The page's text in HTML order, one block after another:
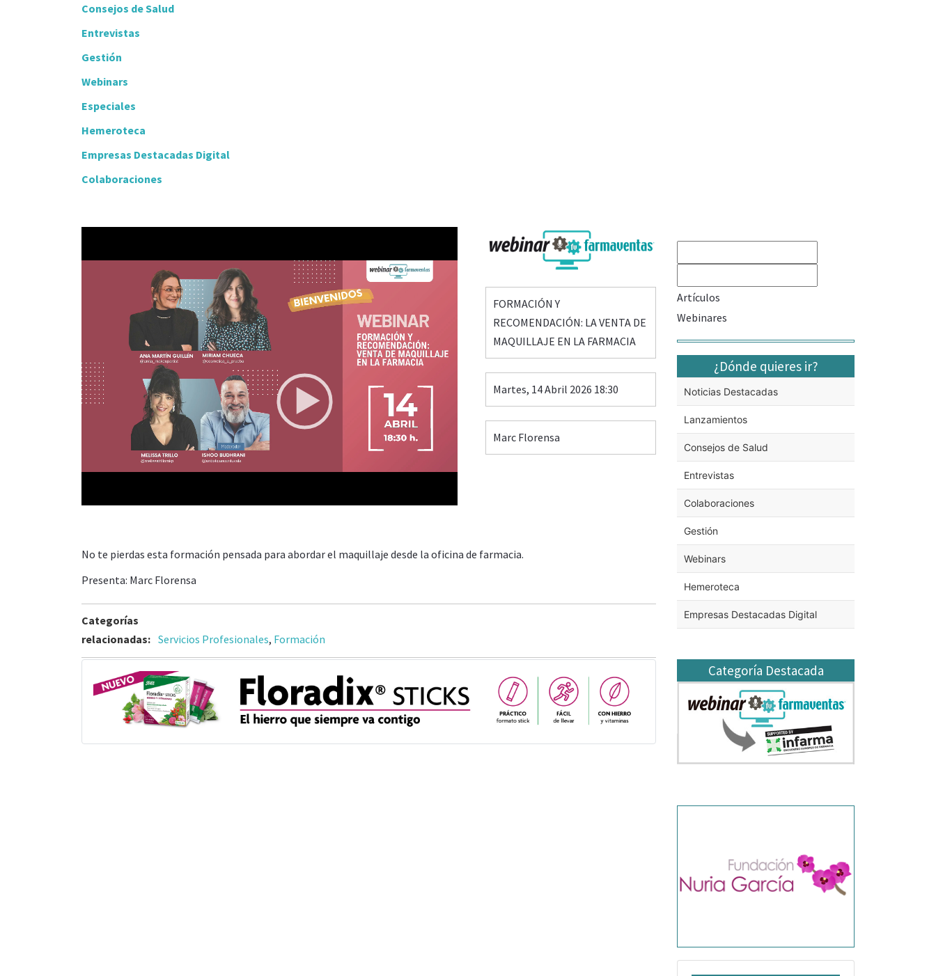
Consejos de Salud
Entrevistas
Gestión
Webinars
Especiales
Hemeroteca
Empresas Destacadas Digital
Colaboraciones
FORMACIÓN Y
RECOMENDACIÓN: LA VENTA DE
MAQUILLAJE EN LA FARMACIA
Martes, 14 Abril 2026 18:30
Marc Florensa
No te pierdas esta formación pensada para abordar el maquillaje desde la oficina de farmacia.
Presenta: Marc Florensa
Categorías
relacionadas: Servicios Profesionales, Formación
Artículos
Webinares
¿Dónde quieres ir?
Noticias Destacadas
Lanzamientos
Consejos de Salud
Entrevistas
Colaboraciones
Gestión
Webinars
Hemeroteca
Empresas Destacadas Digital
Categoría Destacada